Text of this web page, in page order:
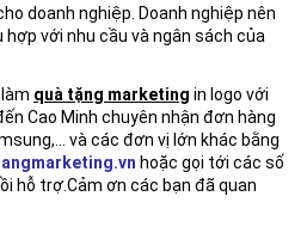
doanh nghiệp. Doanh nghiệp nên
hợp với nhu cầu và ngân sách của
quà tặng marketing in logo với
Cao Minh chuyên nhận đơn hàng
và các đơn vị lớn khác bằng
hoặc gọi tới các số
hỗ trợ.Cảm ơn các bạn đã quan